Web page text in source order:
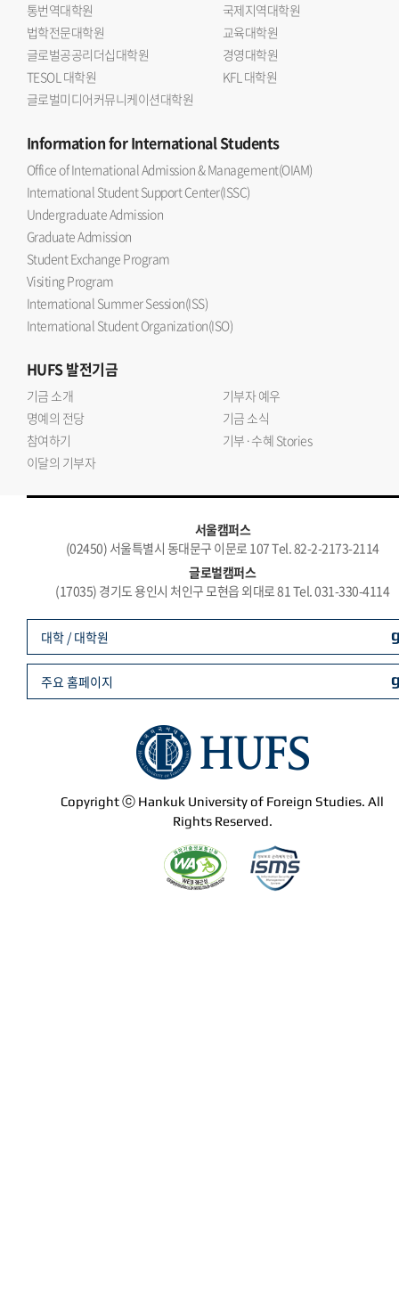
통번역대학원
국제지역대학원
법학전문대학원
교육대학원
글로벌공공리더십대학원
경영대학원
TESOL 대학원
KFL 대학원
글로벌미디어커뮤니케이션대학원
Informationfor International Students
Office of International Admission & Management(OIAM)
International Student Support Center(ISSC)
Undergraduate Admission
Graduate Admission
Student Exchange Program
Visiting Program
International Summer Session(ISS)
International Student Organization(ISO)
HUFS발전기금
기금 소개
기부자 예우
명예의 전당
기금 소식
참여하기
기부·수혜 Stories
이달의 기부자
서울캠퍼스
(02450) 서울특별시 동대문구 이문로 107 Tel. 82-2-2173-2114
글로벌캠퍼스
(17035) 경기도 용인시 처인구 모현읍 외대로 81 Tel. 031-330-4114
Copyright ⓒ Hankuk University of Foreign Studies. All
Rights Reserved.
대학 / 대학원
주요 홈페이지